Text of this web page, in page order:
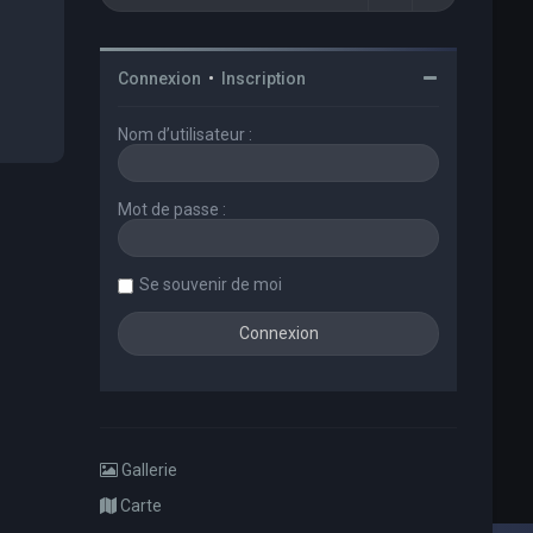
Connexion • Inscription
Nom d’utilisateur :
Mot de passe :
Se souvenir de moi
Gallerie
Carte